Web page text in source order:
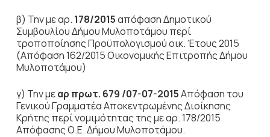
β) Την με αρ. 178/2015απόφαση Δημοτικού
Συμβουλίου Δήμου Μυλοποτάμου περί
τροποποίησης Προϋπολογισμού οικ. Έτους 2015
(Απόφαση 162/2015 Οικονομικής Επιτροπής Δήμου
Μυλοποτάμου)
γ) Την μεαρ πρωτ. 679 /07-07-2015Απόφαση του
Γενικού Γραμματέα Αποκεντρωμένης Διοίκησης
Κρήτης περί νομιμότητας της με αρ. 178/2015
Απόφασης Ο.Ε. Δήμου Μυλοποτάμου.